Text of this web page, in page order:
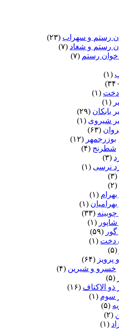
رستم و سهراب (۲۳)
رستم و شغاد (۷)
رستم‏ (۷)
(۱)
دخت (۱)
(۱)
بابکان (۲۹)
شیروی (۱)
(۶۳)
بوزرجمهر (۱۲)
شطرنج (۴)
(۳)
نرسى‏ (۱)
(۳)
(۲)
بهرام (۱)
بهرامیان‏ (۱)
چوبینه (۳۳)
شاپور (۱)
گور (۵۹)
دخت (۱)
(۵)
(۶۴)
خسرو و شیرین (۴)
(۵)
ذو الاکتاف (۱۶)
سوم‏ (۱)
(۵)
(۲)
(۱)